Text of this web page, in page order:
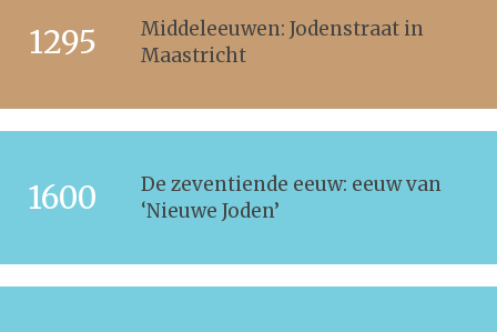
1295
Middeleeuwen: Jodenstraat in
Maastricht
1600
De zeventiende eeuw: eeuw van
‘Nieuwe Joden’